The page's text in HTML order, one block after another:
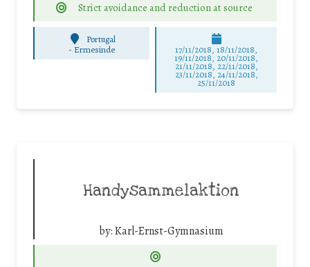
Strict avoidance and reduction at source
Portugal
- Ermesinde 17/11/2018, 18/11/2018,
19/11/2018, 20/11/2018,
21/11/2018, 22/11/2018,
23/11/2018, 24/11/2018,
25/11/2018
Handysammelaktion
by:Karl-Ernst-Gymnasium